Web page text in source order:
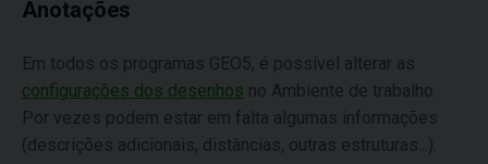
Anotações
Em todos os programas GEO5, é possível alterar as
configurações dos desenhos no Ambiente de trabalho.
Por vezes podem estar em falta algumas informações
(descrições adicionais, distâncias, outras estruturas...).